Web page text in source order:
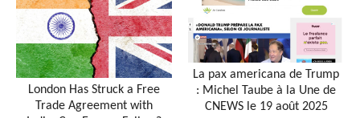
London Has Struck a Free
Trade Agreement with
La pax americana de Trump
: Michel Taube à la Une de
CNEWS le 19 août 2025